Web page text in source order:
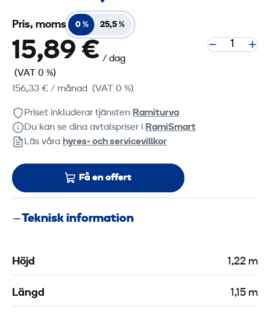
Pris, moms 0 % 25,5 %
15,89 € / dag
(VAT 0 %)
156,33 € / månad (VAT 0 %)
Priset inkluderar tjänsten Ramiturva
Du kan se dina avtalspriser i RamiSmart
Läs våra hyres‑ och servicevillkor
Få en offert
Teknisk information
Höjd 1,22 m
Längd 1,15 m